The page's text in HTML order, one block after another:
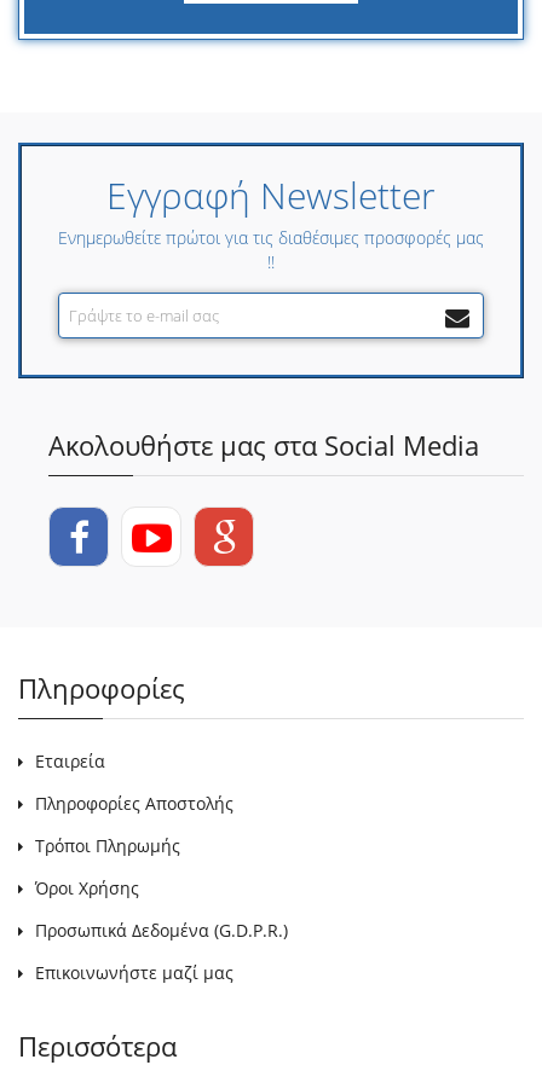
Εγγραφή Newsletter
Ενημερωθείτε πρώτοι για τις διαθέσιμες προσφορές μας
!!
Ακολουθήστε μας στα Social Media
Πληροφορίες
Εταιρεία
Πληροφορίες Αποστολής
Τρόποι Πληρωμής
Όροι Χρήσης
Προσωπικά Δεδομένα (G.D.P.R.)
Επικοινωνήστε μαζί μας
Περισσότερα